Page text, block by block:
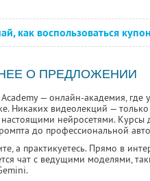
как воспользоваться
О ПРЕДЛОЖЕНИИ
— онлайн-академия, где
Никаких видеолекций —
нейросетями. Курсы
до профессиональной
а практикуетесь. Прямо в
чат с ведущими моделями,